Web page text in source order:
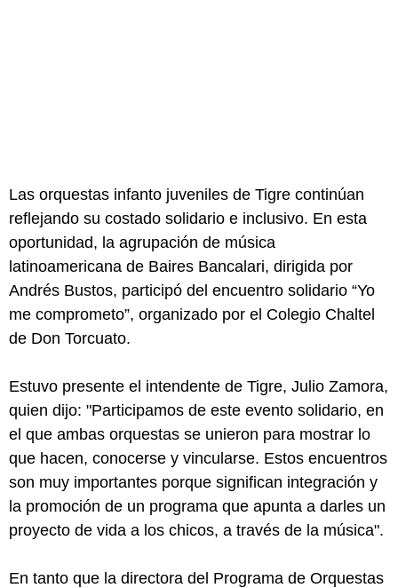
Las orquestas infanto juveniles de Tigre continúan
reflejando su costado solidario e inclusivo. En esta
oportunidad, la agrupación de música
latinoamericana de Baires Bancalari, dirigida por
Andrés Bustos, participó del encuentro solidario “Yo
me comprometo”, organizado por el Colegio Chaltel
de Don Torcuato.
Estuvo presente el intendente de Tigre, Julio Zamora,
quien dijo: "Participamos de este evento solidario, en
el que ambas orquestas se unieron para mostrar lo
que hacen, conocerse y vincularse. Estos encuentros
son muy importantes porque significan integración y
la promoción de un programa que apunta a darles un
proyecto de vida a los chicos, a través de la música".
En tanto que la directora del Programa de Orquestas